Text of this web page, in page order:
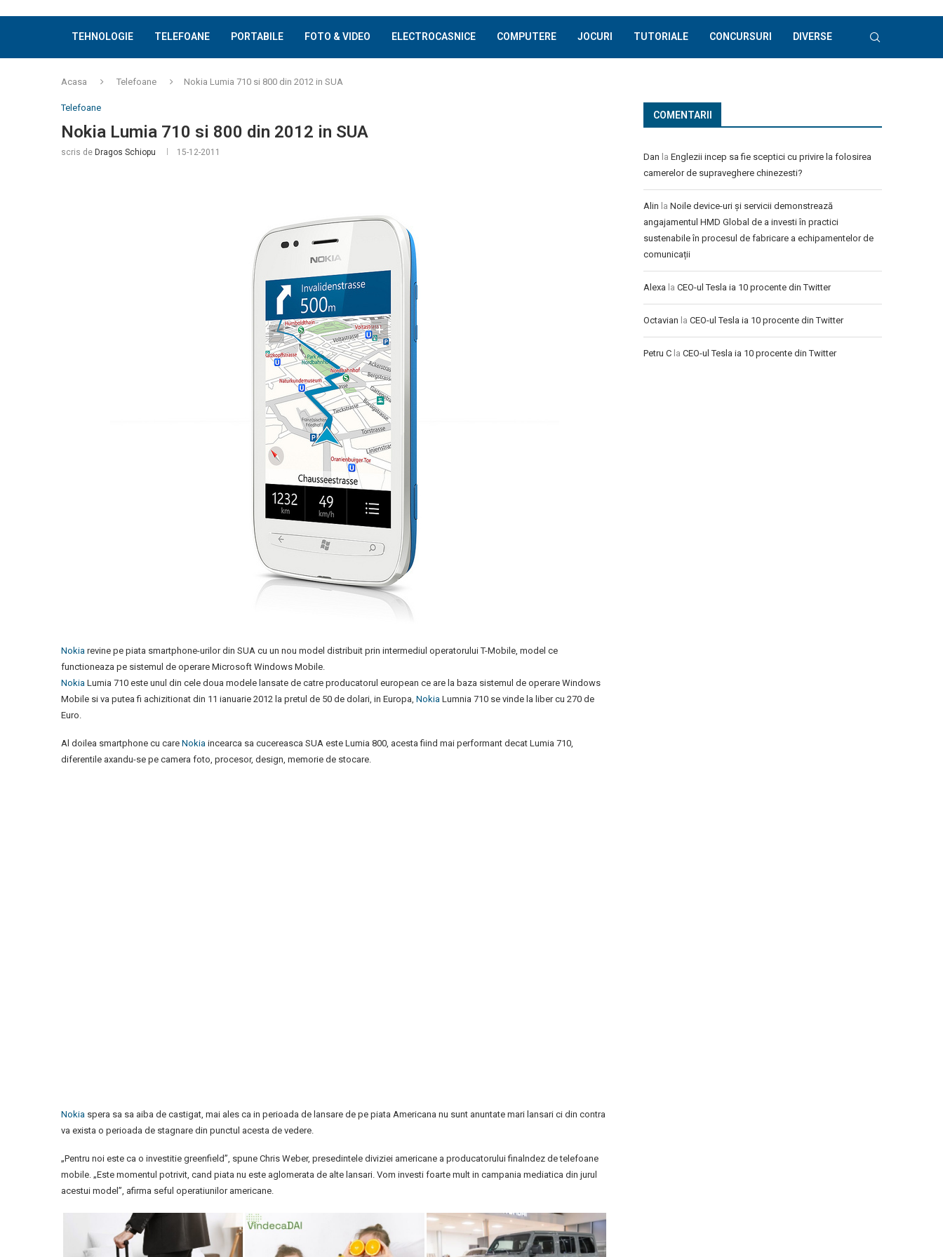
TEHNOLOGIE TELEFOANE PORTABILE FOTO & VIDEO ELECTROCASNICE COMPUTERE JOCURI TUTORIALE CONCURSURI DIVERSE
Acasa Telefoane Nokia Lumia 710 si 800 din 2012 in SUA
Telefoane
Nokia Lumia 710 si 800 din 2012 in SUA
scris de Dragos Schiopu 15-12-2011
Nokia revine pe piata smartphone-urilor din SUA cu un nou model distribuit prin intermediul operatorului T-Mobile, model ce
functioneaza pe sistemul de operare Microsoft Windows Mobile.
Nokia Lumia 710 este unul din cele doua modele lansate de catre producatorul european ce are la baza sistemul de operare Windows
Mobile si va putea fi achizitionat din 11 ianuarie 2012 la pretul de 50 de dolari, in Europa, Nokia Lumnia 710 se vinde la liber cu 270 de
Euro.
Al doilea smartphone cu care Nokia incearca sa cucereasca SUA este Lumia 800, acesta fiind mai performant decat Lumia 710,
diferentile axandu-se pe camera foto, procesor, design, memorie de stocare.
Nokia spera sa sa aiba de castigat, mai ales ca in perioada de lansare de pe piata Americana nu sunt anuntate mari lansari ci din contra
va exista o perioada de stagnare din punctul acesta de vedere.
„Pentru noi este ca o investitie greenfield”, spune Chris Weber, presedintele diviziei americane a producatorului finalndez de telefoane
mobile. „Este momentul potrivit, cand piata nu este aglomerata de alte lansari. Vom investi foarte mult in campania mediatica din jurul
acestui model”, afirma seful operatiunilor americane.
COMENTARII
Dan la Englezii incep sa fie sceptici cu privire la folosirea
camerelor de supraveghere chinezesti?
Alin la Noile device-uri și servicii demonstrează
angajamentul HMD Global de a investi în practici
sustenabile în procesul de fabricare a echipamentelor de
comunicații
Alexa la CEO-ul Tesla ia 10 procente din Twitter
Octavian la CEO-ul Tesla ia 10 procente din Twitter
Petru C la CEO-ul Tesla ia 10 procente din Twitter